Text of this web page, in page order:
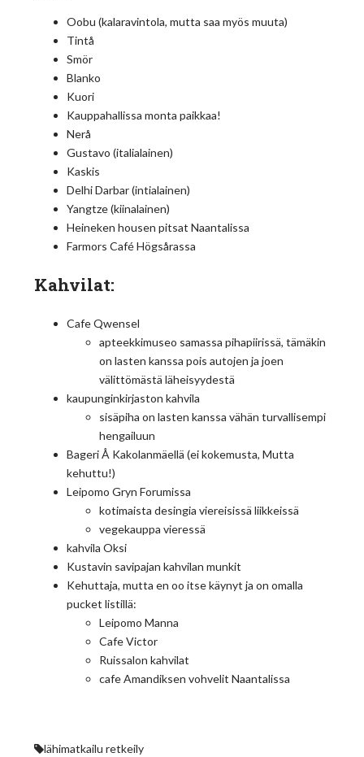
Oobu (kalaravintola, mutta saa myös muuta)
Tintå
Smör
Blanko
Kuori
Kauppahallissa monta paikkaa!
Nerå
Gustavo (italialainen)
Kaskis
Delhi Darbar (intialainen)
Yangtze (kiinalainen)
Heineken housen pitsat Naantalissa
Farmors Café Högsårassa
Kahvilat:
Cafe Qwensel
apteekkimuseo samassa pihapiirissä, tämäkin
on lasten kanssa pois autojen ja joen
välittömästä läheisyydestä
kaupunginkirjaston kahvila
sisäpiha on lasten kanssa vähän turvallisempi
hengailuun
Bageri Å Kakolanmäellä (ei kokemusta, Mutta
kehuttu!)
Leipomo Gryn Forumissa
kotimaista desingia viereisissä liikkeissä
vegekauppa vieressä
kahvila Oksi
Kustavin savipajan kahvilan munkit
Kehuttaja, mutta en oo itse käynyt ja on omalla
pucket listillä:
Leipomo Manna
Cafe Victor
Ruissalon kahvilat
cafe Amandiksen vohvelit Naantalissa
lähimatkailu retkeily